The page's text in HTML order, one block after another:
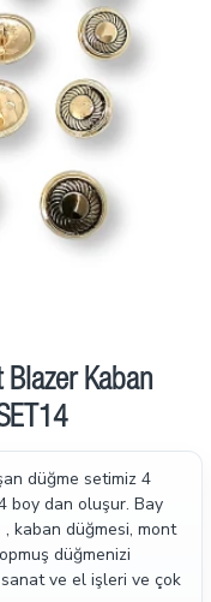
İndirimde
Kaban
düğme setimiz 4
boy dan oluşur. Bay
kaban düğmesi, mont
düğmenizi
sanat ve el işleri ve çok